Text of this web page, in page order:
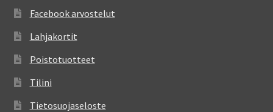
Facebook arvostelut
Lahjakortit
Poistotuotteet
Tilini
Tietosuojaseloste